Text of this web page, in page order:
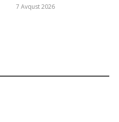
7 Avqust 2026